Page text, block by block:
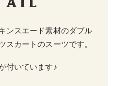
ンスエード素材のダブル
スカートのスーツです。
付いています♪